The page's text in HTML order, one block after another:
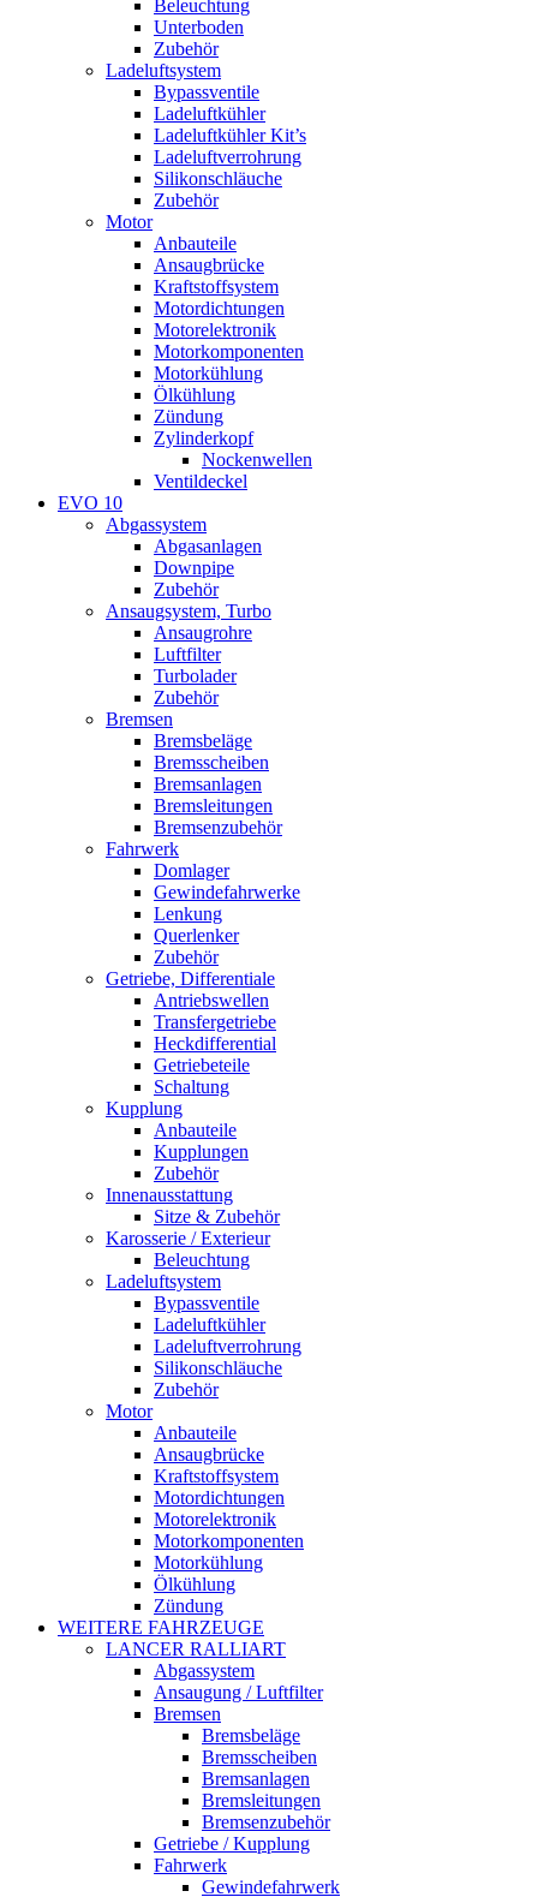
Beleuchtung
Unterboden
Zubehör
Ladeluftsystem
Bypassventile
Ladeluftkühler
Ladeluftkühler Kit’s
Ladeluftverrohrung
Silikonschläuche
Zubehör
Motor
Anbauteile
Ansaugbrücke
Kraftstoffsystem
Motordichtungen
Motorelektronik
Motorkomponenten
Motorkühlung
Ölkühlung
Zündung
Zylinderkopf
Nockenwellen
Ventildeckel
EVO 10
Abgassystem
Abgasanlagen
Downpipe
Zubehör
Ansaugsystem, Turbo
Ansaugrohre
Luftfilter
Turbolader
Zubehör
Bremsen
Bremsbeläge
Bremsscheiben
Bremsanlagen
Bremsleitungen
Bremsenzubehör
Fahrwerk
Domlager
Gewindefahrwerke
Lenkung
Querlenker
Zubehör
Getriebe, Differentiale
Antriebswellen
Transfergetriebe
Heckdifferential
Getriebeteile
Schaltung
Kupplung
Anbauteile
Kupplungen
Zubehör
Innenausstattung
Sitze & Zubehör
Karosserie / Exterieur
Beleuchtung
Ladeluftsystem
Bypassventile
Ladeluftkühler
Ladeluftverrohrung
Silikonschläuche
Zubehör
Motor
Anbauteile
Ansaugbrücke
Kraftstoffsystem
Motordichtungen
Motorelektronik
Motorkomponenten
Motorkühlung
Ölkühlung
Zündung
WEITERE FAHRZEUGE
LANCER RALLIART
Abgassystem
Ansaugung / Luftfilter
Bremsen
Bremsbeläge
Bremsscheiben
Bremsanlagen
Bremsleitungen
Bremsenzubehör
Getriebe / Kupplung
Fahrwerk
Gewindefahrwerk